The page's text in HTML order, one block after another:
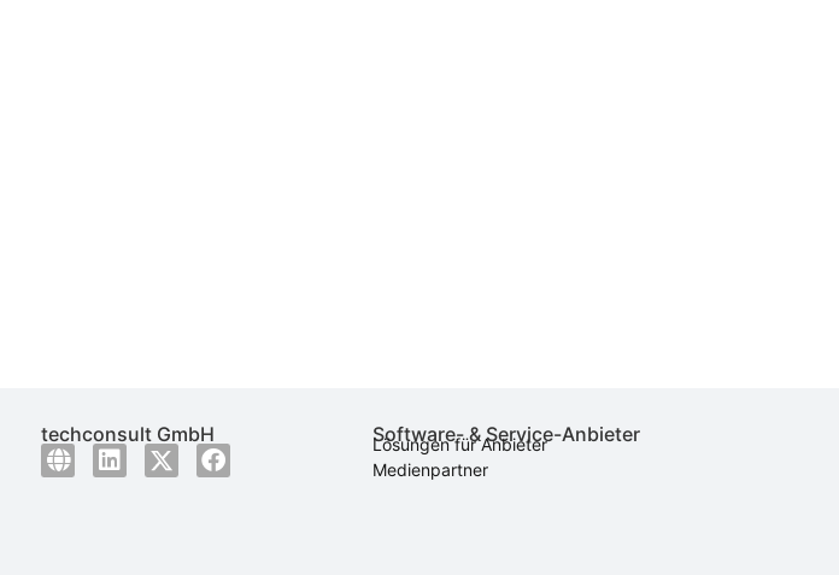
techconsult GmbH Software- & Service-Anbieter
Lösungen für Anbieter
Medienpartner